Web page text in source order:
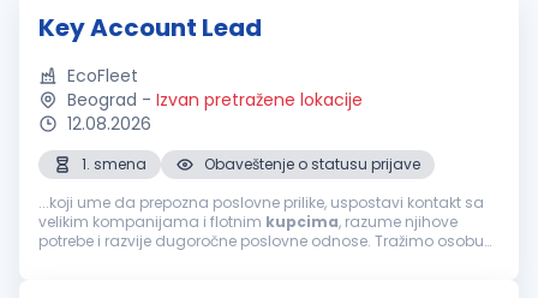
Key Account Lead
EcoFleet
Beograd - Izvan pretražene lokacije
12.08.2026
1. smena
Obaveštenje o statusu prijave
...koji ume da prepozna poslovne prilike, uspostavi kontakt sa
velikim kompanijama i flotnim kupcima, razume njihove
potrebe i razvije dugoročne poslovne odnose. Tražimo osobu